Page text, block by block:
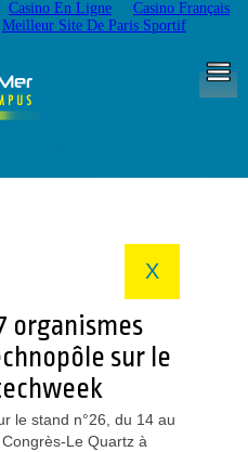
Casino En Ligne
Casino Français
Meilleur Site De Paris Sportif
X
organismes
sur le
le stand n°26, du 14 au
Le Quartz à